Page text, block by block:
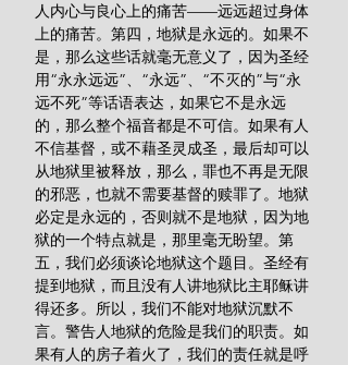
人内心与良心上的痛苦——远远超过身体
上的痛苦。第四，地狱是永远的。如果不
是，那么这些话就毫无意义了，因为圣经
用“永永远远”、“永远”、“不灭的”与“永
远不死”等话语表达，如果它不是永远
的，那么整个福音都是不可信。如果有人
不信基督，或不藉圣灵成圣，最后却可以
从地狱里被释放，那么，罪也不再是无限
的邪恶，也就不需要基督的赎罪了。地狱
必定是永远的，否则就不是地狱，因为地
狱的一个特点就是，那里毫无盼望。第
五，我们必须谈论地狱这个题目。圣经有
提到地狱，而且没有人讲地狱比主耶稣讲
得还多。所以，我们不能对地狱沉默不
言。警告人地狱的危险是我们的职责。如
果有人的房子着火了，我们的责任就是呼